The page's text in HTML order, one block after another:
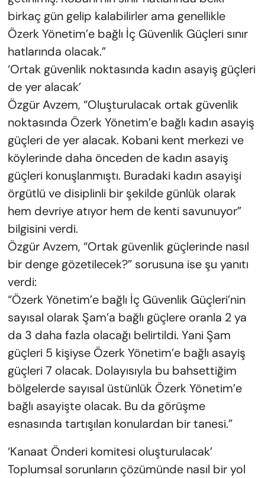
birkaç gün gelip kalabilirler ama genellikle
Özerk Yönetim’e bağlı İç Güvenlik Güçleri sınır
hatlarında olacak.”
‘Ortak güvenlik noktasında kadın asayiş güçleri
de yer alacak’
Özgür Avzem, “Oluşturulacak ortak güvenlik
noktasında Özerk Yönetim’e bağlı kadın asayiş
güçleri de yer alacak. Kobani kent merkezi ve
köylerinde daha önceden de kadın asayiş
güçleri konuşlanmıştı. Buradaki kadın asayişi
örgütlü ve disiplinli bir şekilde günlük olarak
hem devriye atıyor hem de kenti savunuyor”
bilgisini verdi.
Özgür Avzem, “Ortak güvenlik güçlerinde nasıl
bir denge gözetilecek?” sorusuna ise şu yanıtı
verdi:
“Özerk Yönetim’e bağlı İç Güvenlik Güçleri’nin
sayısal olarak Şam’a bağlı güçlere oranla 2 ya
da 3 daha fazla olacağı belirtildi. Yani Şam
güçleri 5 kişiyse Özerk Yönetim’e bağlı asayiş
güçleri 7 olacak. Dolayısıyla bu bahsettiğim
bölgelerde sayısal üstünlük Özerk Yönetim’e
bağlı asayişte olacak. Bu da görüşme
esnasında tartışılan konulardan bir tanesi.”
‘Kanaat Önderi komitesi oluşturulacak’
Toplumsal sorunların çözümünde nasıl bir yol